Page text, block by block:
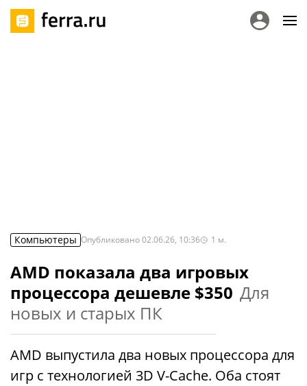
Компьютеры Опубликовано02.06.26, 10:36 1 м.
AMD показала два игровых
процессора дешевле $350 Для
новых и старых ПК
AMD выпустила два новых процессора для
игр с технологией 3D V-Cache. Оба стоят